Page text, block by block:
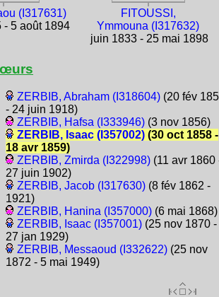
(I317631)
- 5 août 1894
FITOUSSI,
Ymmouna (I317632)
juin 1833 - 25 mai 1898
ZERBIB, Abraham (I318604)(20 fév
- 24 juin 1918)
ZERBIB, Hafsa (I333946)(3 nov 1856)
ZERBIB, Isaac (I357002)(30 oct 1858 -
18 avr 1859)
ZERBIB, Zmirda (I322998)(11 avr 1860
27 juin 1902)
ZERBIB, Jacob (I317630)(8 fév 1862 -
1921)
ZERBIB, Hanina (I357000)(6 mai 1868)
ZERBIB, Isaac (I357001)(25 nov 1870 -
27 jan 1929)
ZERBIB, Messaoud (I332622)(25 nov
1872 - 5 mai 1949)